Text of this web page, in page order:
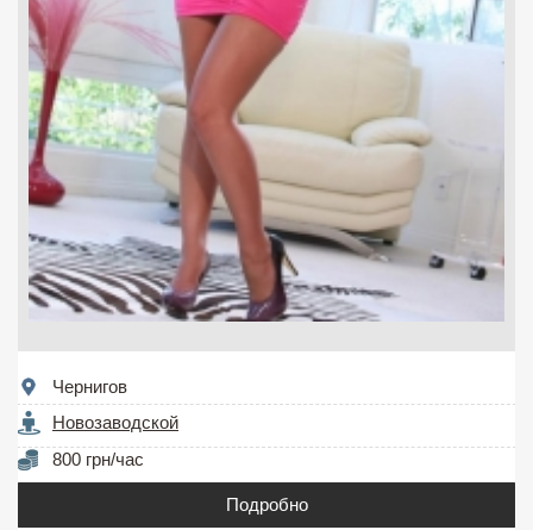
Чернигов
Новозаводской
800 грн/час
Подробно